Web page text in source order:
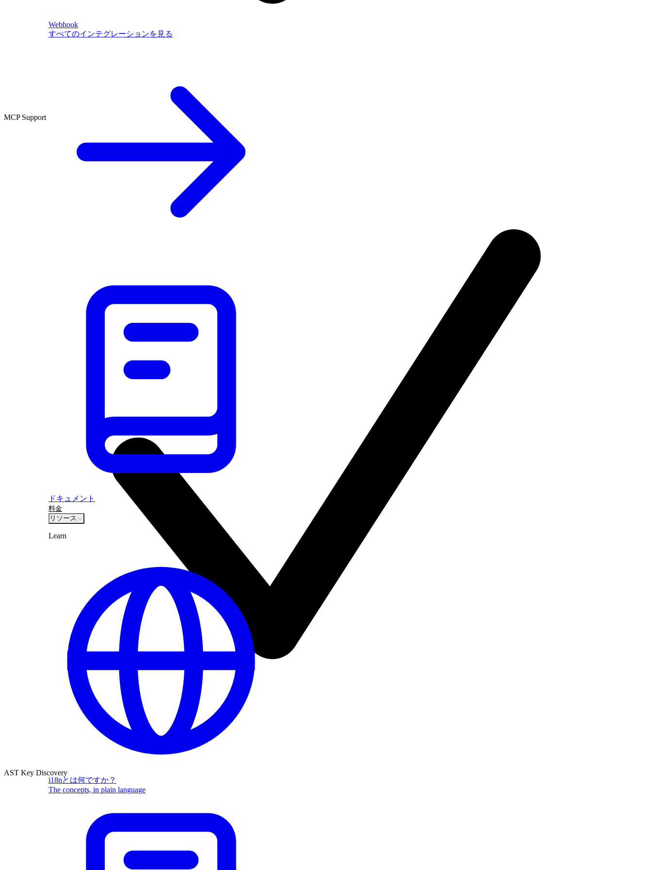
Webhook
すべてのインテグレーションを見る
ドキュメント
料金
リソース
Learn
i18nとは何ですか？
The concepts, in plain language
MCP Support
AST Key Discovery